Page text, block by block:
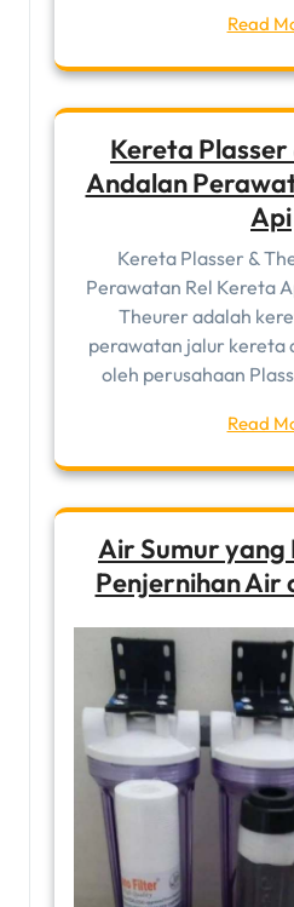
Read
Kereta Plasser
Andalan
Api
Kereta Plasser &
Perawatan Rel Kereta
Theurer adalah
perawatan jalur kereta
oleh perusahaan
Read
Air Sumur yang
Penjernihan Air